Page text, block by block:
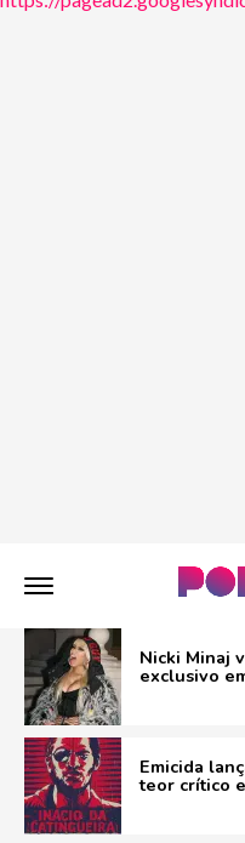
Nicki Minaj
exclusivo
Emicida
teor crítico